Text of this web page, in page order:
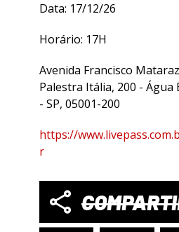
Data: 17/12/26
Horário: 17H
Avenida Francisco
Palestra Itália, 200 - Água
- SP, 05001-200
https://
r